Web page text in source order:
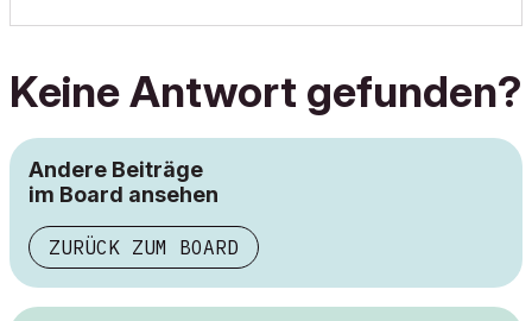
Keine Antwort gefunden?
Andere Beiträge
im Board ansehen
ZURÜCK ZUM BOARD